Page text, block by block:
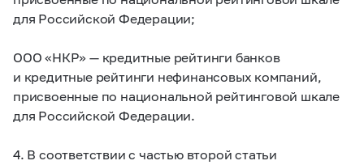
для Российской Федерации;
ООО «НКР» — кредитные рейтинги банков
и кредитные рейтинги нефинансовых компаний,
присвоенные по национальной рейтинговой шкале
для Российской Федерации.
4. В соответствии с частью второй статьи